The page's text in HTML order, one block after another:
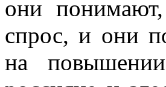
они понимают,
спрос, и они
на